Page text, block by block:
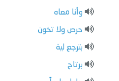
وأنا معاه
حرص ولا تخون
بترجع لية
برتاح